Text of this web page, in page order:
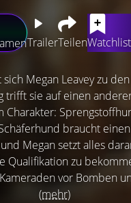
TrailerTeilenWatchlist
Megan Leavey zu
trifft sie auf einen
Charakter:
braucht
Megan setzt alles
Qualifikation zu
vor Bomben
(mehr)